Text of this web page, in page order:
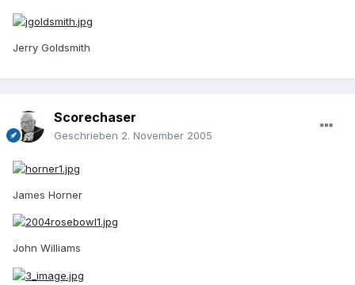
Jerry Goldsmith
Scorechaser
Geschrieben 2. November 2005
James Horner
John Williams